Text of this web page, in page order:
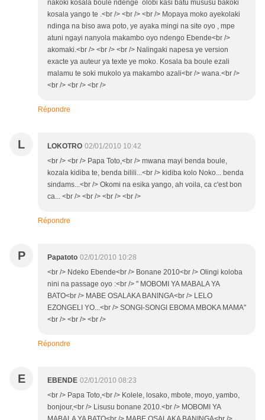
nakoki kosala boule ndenge olobi kasi batu mususu bakoki
kosala yango te .<br /> <br /> <br /> Mopaya moko ayekolaki
ndinga na biso awa poto, ye ayaka mingi na site oyo , mpe
atuni ngayi nanyola makambo oyo ndengo Ebende<br />
akomaki.<br /> <br /> <br /> Nalingaki napesa ye version
exacte ya auteur ya texte ye moko. Kosala ba boule ezali
malamu te soki mukolo ya makambo azali<br /> wana.<br />
<br /> <br /> <br />
Répondre
L LOKOTRO 02/01/2010 10:42
<br /> <br /> Papa Toto,<br /> mwana mayi benda boule,
kozala kidiba te, benda bilili...<br /> kidiba kolo Noko... benda
sindams...<br /> Okomi na esika yango, ah voila, ca c'est bon
ca... <br /> <br /> <br /> <br />
Répondre
P Papatoto 02/01/2010 10:28
<br /> Ndeko Ebende<br /> Bonane 2010<br /> Olingi koloba
nini na passage oyo :<br /> " MOBOMI YA MABALA YA
BATO<br /> MABE OSALAKA BANINGA<br /> LELO
EZONGELI YO...<br /> SONGI-SONGI EBOMA MBOKA MAMA"
<br /> <br /> <br />
Répondre
E EBENDE 02/01/2010 08:23
<br /> Papa Toto,<br /> Kolele, losako, mbote, moyo, yambo,
bonjour,<br /> Lisusu bonane 2010.<br /> MOBOMI YA